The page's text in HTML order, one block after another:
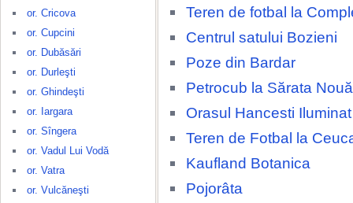
or. Cricova
or. Cupcini
or. Dubăsări
or. Durleşti
or. Ghindeşti
or. Iargara
or. Sîngera
or. Vadul Lui Vodă
or. Vatra
or. Vulcăneşti
Teren de fotbal la
Centrul satului Bozieni
Poze din Bardar
Petrocub la Sărata Nouă
Orasul Hancesti
Teren de Fotbal la
Kaufland Botanica
Pojorâta